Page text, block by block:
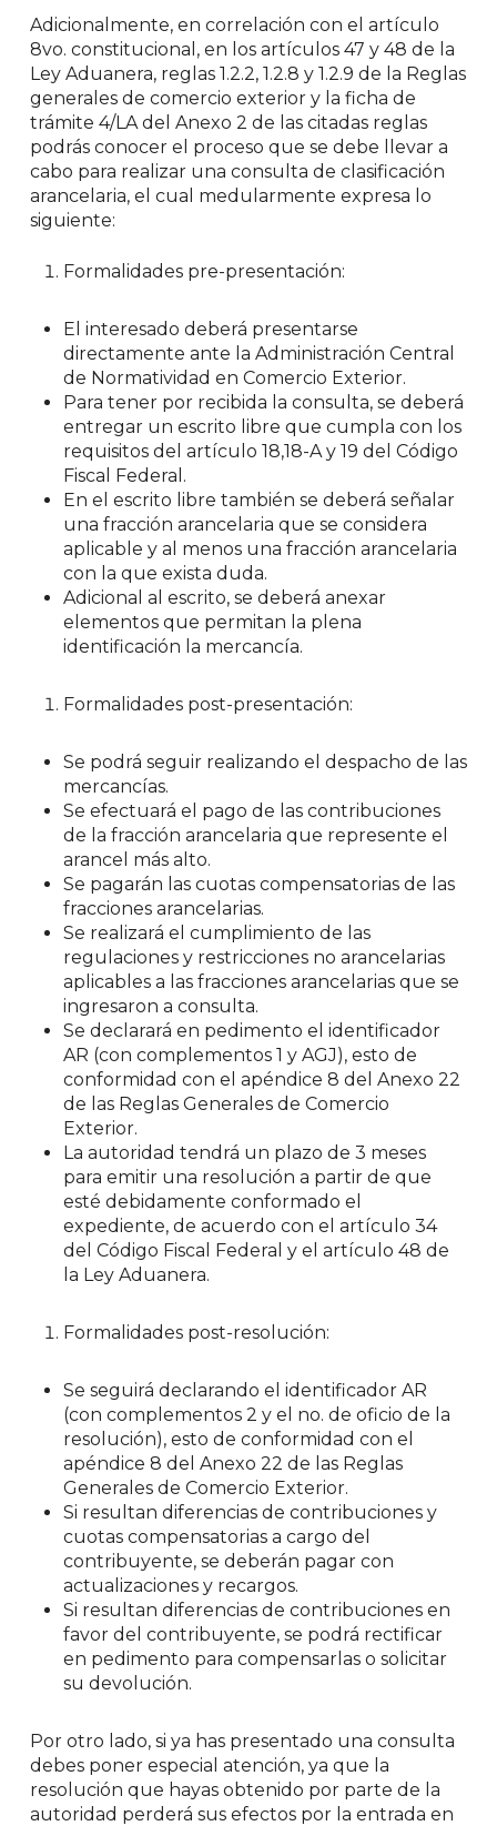
Adicionalmente, en correlación con el artículo
8vo. constitucional, en los artículos 47 y 48 de la
Ley Aduanera, reglas 1.2.2, 1.2.8 y 1.2.9 de la Reglas
generales de comercio exterior y la ficha de
trámite 4/LA del Anexo 2 de las citadas reglas
podrás conocer el proceso que se debe llevar a
cabo para realizar una consulta de clasificación
arancelaria, el cual medularmente expresa lo
siguiente:
Formalidades pre-presentación:
El interesado deberá presentarse
directamente ante la Administración Central
de Normatividad en Comercio Exterior.
Para tener por recibida la consulta, se deberá
entregar un escrito libre que cumpla con los
requisitos del artículo 18,18-A y 19 del Código
Fiscal Federal.
En el escrito libre también se deberá señalar
una fracción arancelaria que se considera
aplicable y al menos una fracción arancelaria
con la que exista duda.
Adicional al escrito, se deberá anexar
elementos que permitan la plena
identificación la mercancía.
Formalidades post-presentación:
Se podrá seguir realizando el despacho de las
mercancías.
Se efectuará el pago de las contribuciones
de la fracción arancelaria que represente el
arancel más alto.
Se pagarán las cuotas compensatorias de las
fracciones arancelarias.
Se realizará el cumplimiento de las
regulaciones y restricciones no arancelarias
aplicables a las fracciones arancelarias que se
ingresaron a consulta.
Se declarará en pedimento el identificador
AR (con complementos 1 y AGJ), esto de
conformidad con el apéndice 8 del Anexo 22
de las Reglas Generales de Comercio
Exterior.
La autoridad tendrá un plazo de 3 meses
para emitir una resolución a partir de que
esté debidamente conformado el
expediente, de acuerdo con el artículo 34
del Código Fiscal Federal y el artículo 48 de
la Ley Aduanera.
Formalidades post-resolución:
Se seguirá declarando el identificador AR
(con complementos 2 y el no. de oficio de la
resolución), esto de conformidad con el
apéndice 8 del Anexo 22 de las Reglas
Generales de Comercio Exterior.
Si resultan diferencias de contribuciones y
cuotas compensatorias a cargo del
contribuyente, se deberán pagar con
actualizaciones y recargos.
Si resultan diferencias de contribuciones en
favor del contribuyente, se podrá rectificar
en pedimento para compensarlas o solicitar
su devolución.
Por otro lado, si ya has presentado una consulta
debes poner especial atención, ya que la
resolución que hayas obtenido por parte de la
autoridad perderá sus efectos por la entrada en